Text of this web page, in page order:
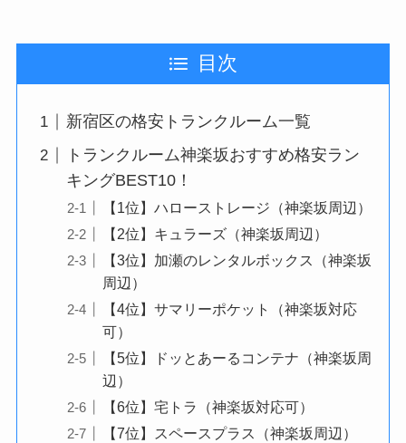
目次
新宿区の格安トランクルーム一覧
トランクルーム神楽坂おすすめ格安ラン
キングBEST10！
【1位】ハローストレージ（神楽坂周辺）
【2位】キュラーズ（神楽坂周辺）
【3位】加瀬のレンタルボックス（神楽坂
周辺）
【4位】サマリーポケット（神楽坂対応
可）
【5位】ドッとあーるコンテナ（神楽坂周
辺）
【6位】宅トラ（神楽坂対応可）
【7位】スペースプラス（神楽坂周辺）